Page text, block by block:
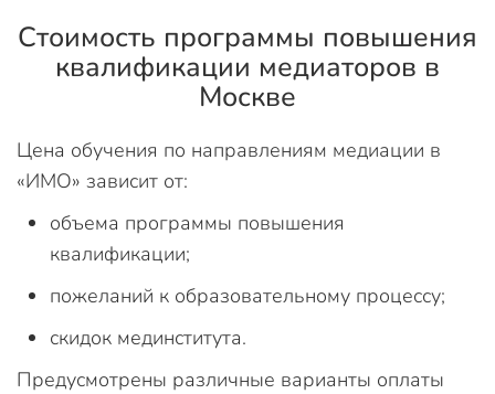
Стоимость программы повышения
квалификации медиаторов в
Москве
Цена обучения по направлениям медиации в
«ИМО» зависит от:
объема программы повышения
квалификации;
пожеланий к образовательному процессу;
скидок мединститута.
Предусмотрены различные варианты оплаты